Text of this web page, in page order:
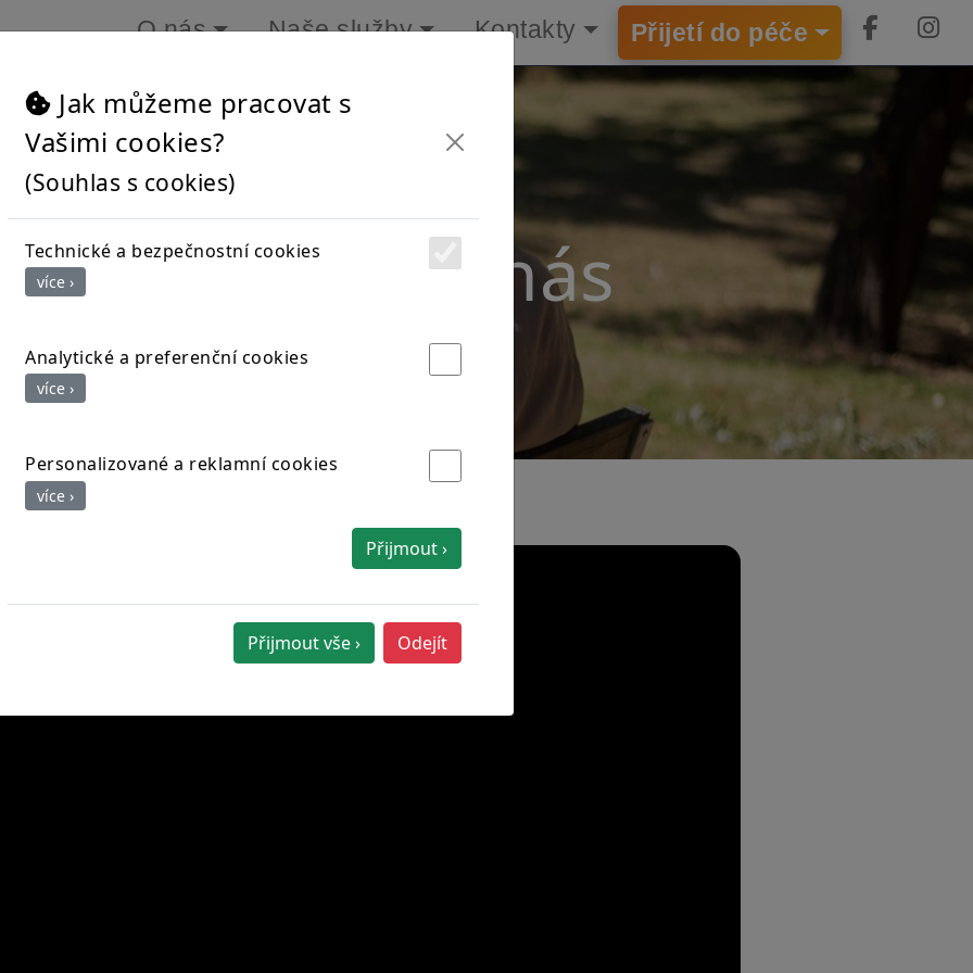
O nás Naše služby Kontakty Přijetí do péče
Napsali o nás
×
Jak můžeme pracovat s
Vašimi cookies?
(Souhlas s cookies)
Technické a bezpečnostní cookies
více ›
Analytické a preferenční cookies
více ›
Personalizované a reklamní cookies
více ›
Přijmout ›
Přijmout vše › Odejít